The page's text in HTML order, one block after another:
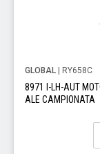
GLOBAL | RY658C
8971 I-LH-AUT
ALE CAMPIONATA